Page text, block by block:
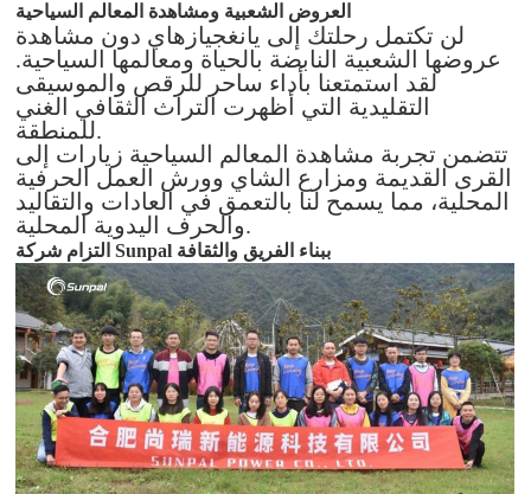
العروض الشعبية ومشاهدة المعالم السياحية
لن تكتمل رحلتك إلى يانغجيازهاي دون مشاهدة
عروضها الشعبية النابضة بالحياة ومعالمها السياحية.
لقد استمتعنا بأداء ساحر للرقص والموسيقى
التقليدية التي أظهرت التراث الثقافي الغني
للمنطقة.
تتضمن تجربة مشاهدة المعالم السياحية زيارات إلى
القرى القديمة ومزارع الشاي وورش العمل الحرفية
المحلية، مما يسمح لنا بالتعمق في العادات والتقاليد
والحرف اليدوية المحلية.
التزام شركة Sunpal ببناء الفريق والثقافة